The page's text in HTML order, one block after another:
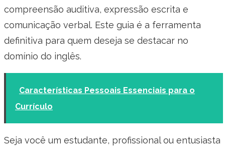
compreensão auditiva, expressão escrita e
comunicação verbal. Este guia é a ferramenta
definitiva para quem deseja se destacar no
domínio do inglês.
Características Pessoais Essenciais para o
Currículo
Seja você um estudante, profissional ou entusiasta